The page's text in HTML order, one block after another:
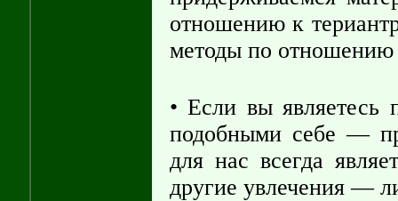
отношению к
методы по отношению
• Если вы являетесь
подобными себе —
для нас всегда
другие увлечения —